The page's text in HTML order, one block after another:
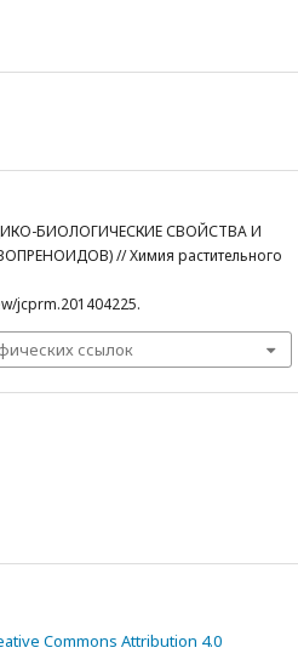
БИОЛОГИЧЕСКИЕ СВОЙСТВА И
// Химия растительного
jcprm.201404225.
ссылок
Commons Attribution 4.0